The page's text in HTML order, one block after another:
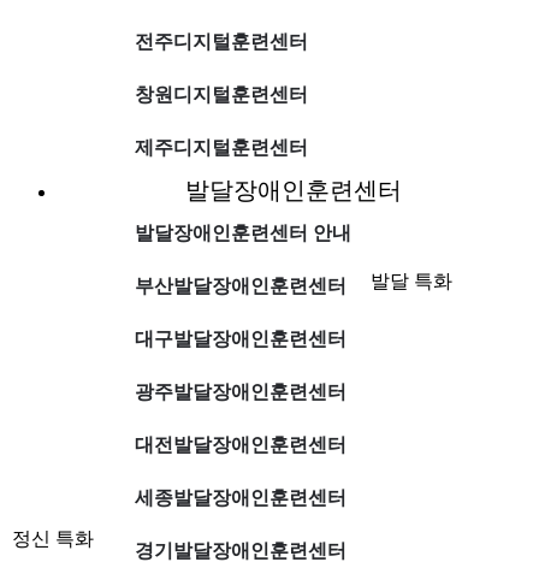
전주디지털훈련센터
창원디지털훈련센터
제주디지털훈련센터
발달장애인훈련센터
발달장애인훈련센터 안내
부산발달장애인훈련센터
대구발달장애인훈련센터
광주발달장애인훈련센터
대전발달장애인훈련센터
세종발달장애인훈련센터
경기발달장애인훈련센터
발달 특화
정신 특화